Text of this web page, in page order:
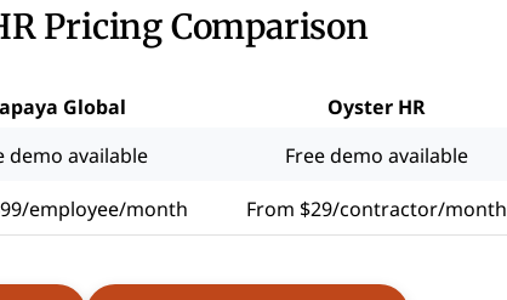
Pricing Comparison
Global Oyster HR
demo available Free demo available
employee/month From $29/contractor/month